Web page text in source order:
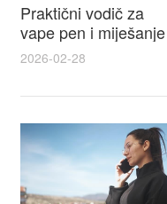
Praktični vodič za
vape pen i miješanje
e tekućina za sigurnije
punjenje i bolje okuse
2026-02-28